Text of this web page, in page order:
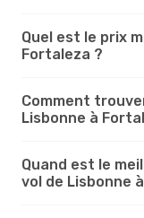
Quel est le prix
Fortaleza ?
Comment
Lisbonne à
Quand est le
vol de Lisbonne